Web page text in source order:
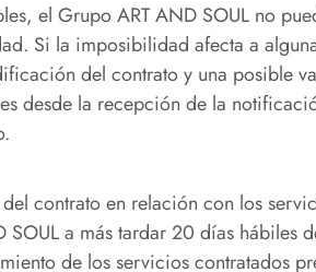
el Grupo ART AND SOUL no
Si la imposibilidad afecta a
del contrato y una posible
desde la recepción de la
contrato en relación con los
a más tardar 20 días
de los servicios contratados